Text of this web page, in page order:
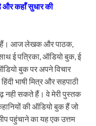
और कहाँ सुधार की
हैं। आज लेखक और पाठक,
ई पत्रिका, ऑडियो बुक, ई
बुक पर अपने विचार
भाषी मित्र और सहपाठी
नही सकते हैं। वे मेरी पुस्तक
की ऑडियो बुक हैं जो
पहुंचाने का यह एक उत्तम